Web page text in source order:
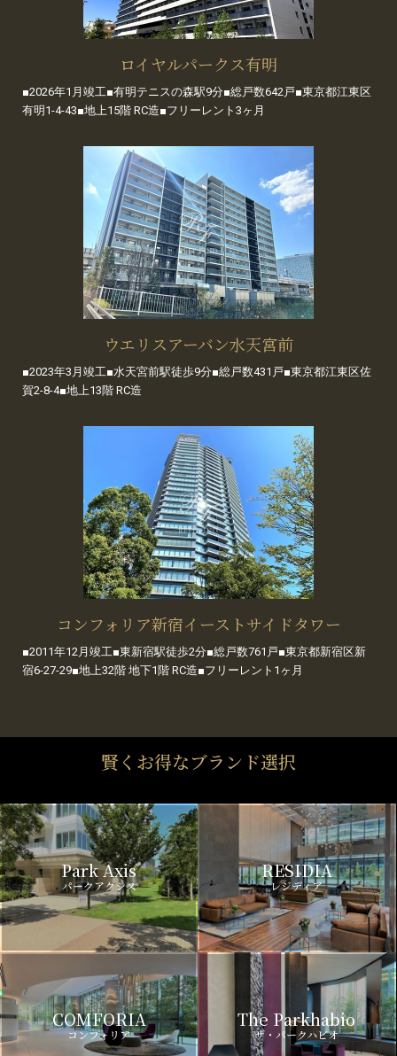
ロイヤルパークス有明
■2026年1月竣工■有明テニスの森駅9分■総戸数642戸■東京都江東区
有明1-4-43■地上15階 RC造■フリーレント3ヶ月
ウエリスアーバン水天宮前
■2023年3月竣工■水天宮前駅徒歩9分■総戸数431戸■東京都江東区佐
賀2-8-4■地上13階 RC造
コンフォリア新宿イーストサイドタワー
■2011年12月竣工■東新宿駅徒歩2分■総戸数761戸■東京都新宿区新
宿6-27-29■地上32階 地下1階 RC造■フリーレント1ヶ月
賢くお得なブランド選択
Park Axis
パークアクシス
RESIDIA
レジディア
COMFORIA
コンフォリア
The Parkhabio
ザ・パークハビオ